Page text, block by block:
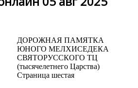
ДОРОЖНАЯ ПАМЯТКА
ЮНОГО МЕЛХИСЕДЕКА
СВЯТОРУССКОГО ТЦ
(тысячелетнего Царства)
Страница шестая